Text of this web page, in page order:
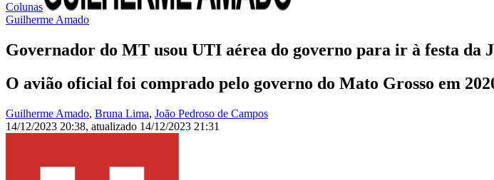
Colunas
Guilherme Amado
Governador do MT usou UTI aérea do governo para ir à festa da
O avião oficial foi comprado pelo governo do Mato Grosso em
Guilherme Amado, Bruna Lima, João Pedroso de Campos
14/12/2023 20:38, atualizado 14/12/2023 21:31